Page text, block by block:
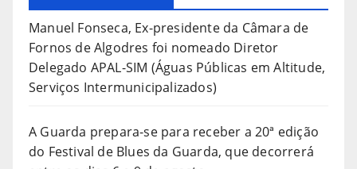
Manuel Fonseca, Ex-presidente da Câmara de
Fornos de Algodres foi nomeado Diretor
Delegado APAL-SIM (Águas Públicas em Altitude,
Serviços Intermunicipalizados)
A Guarda prepara-se para receber a 20ª edição
do Festival de Blues da Guarda, que decorrerá